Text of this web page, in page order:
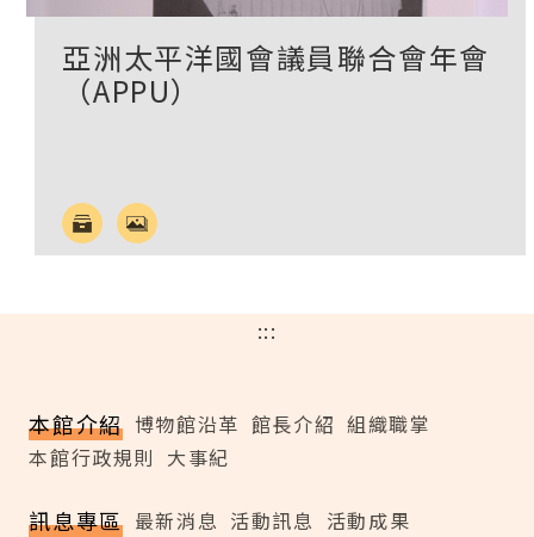
亞洲太平洋國會議員聯合會年會
（APPU）
:::
本館介紹 博物館沿革 館長介紹 組織職掌
本館行政規則 大事紀
訊息專區 最新消息 活動訊息 活動成果